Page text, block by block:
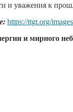
и уважения к
https://ttgt.org/
и мирного